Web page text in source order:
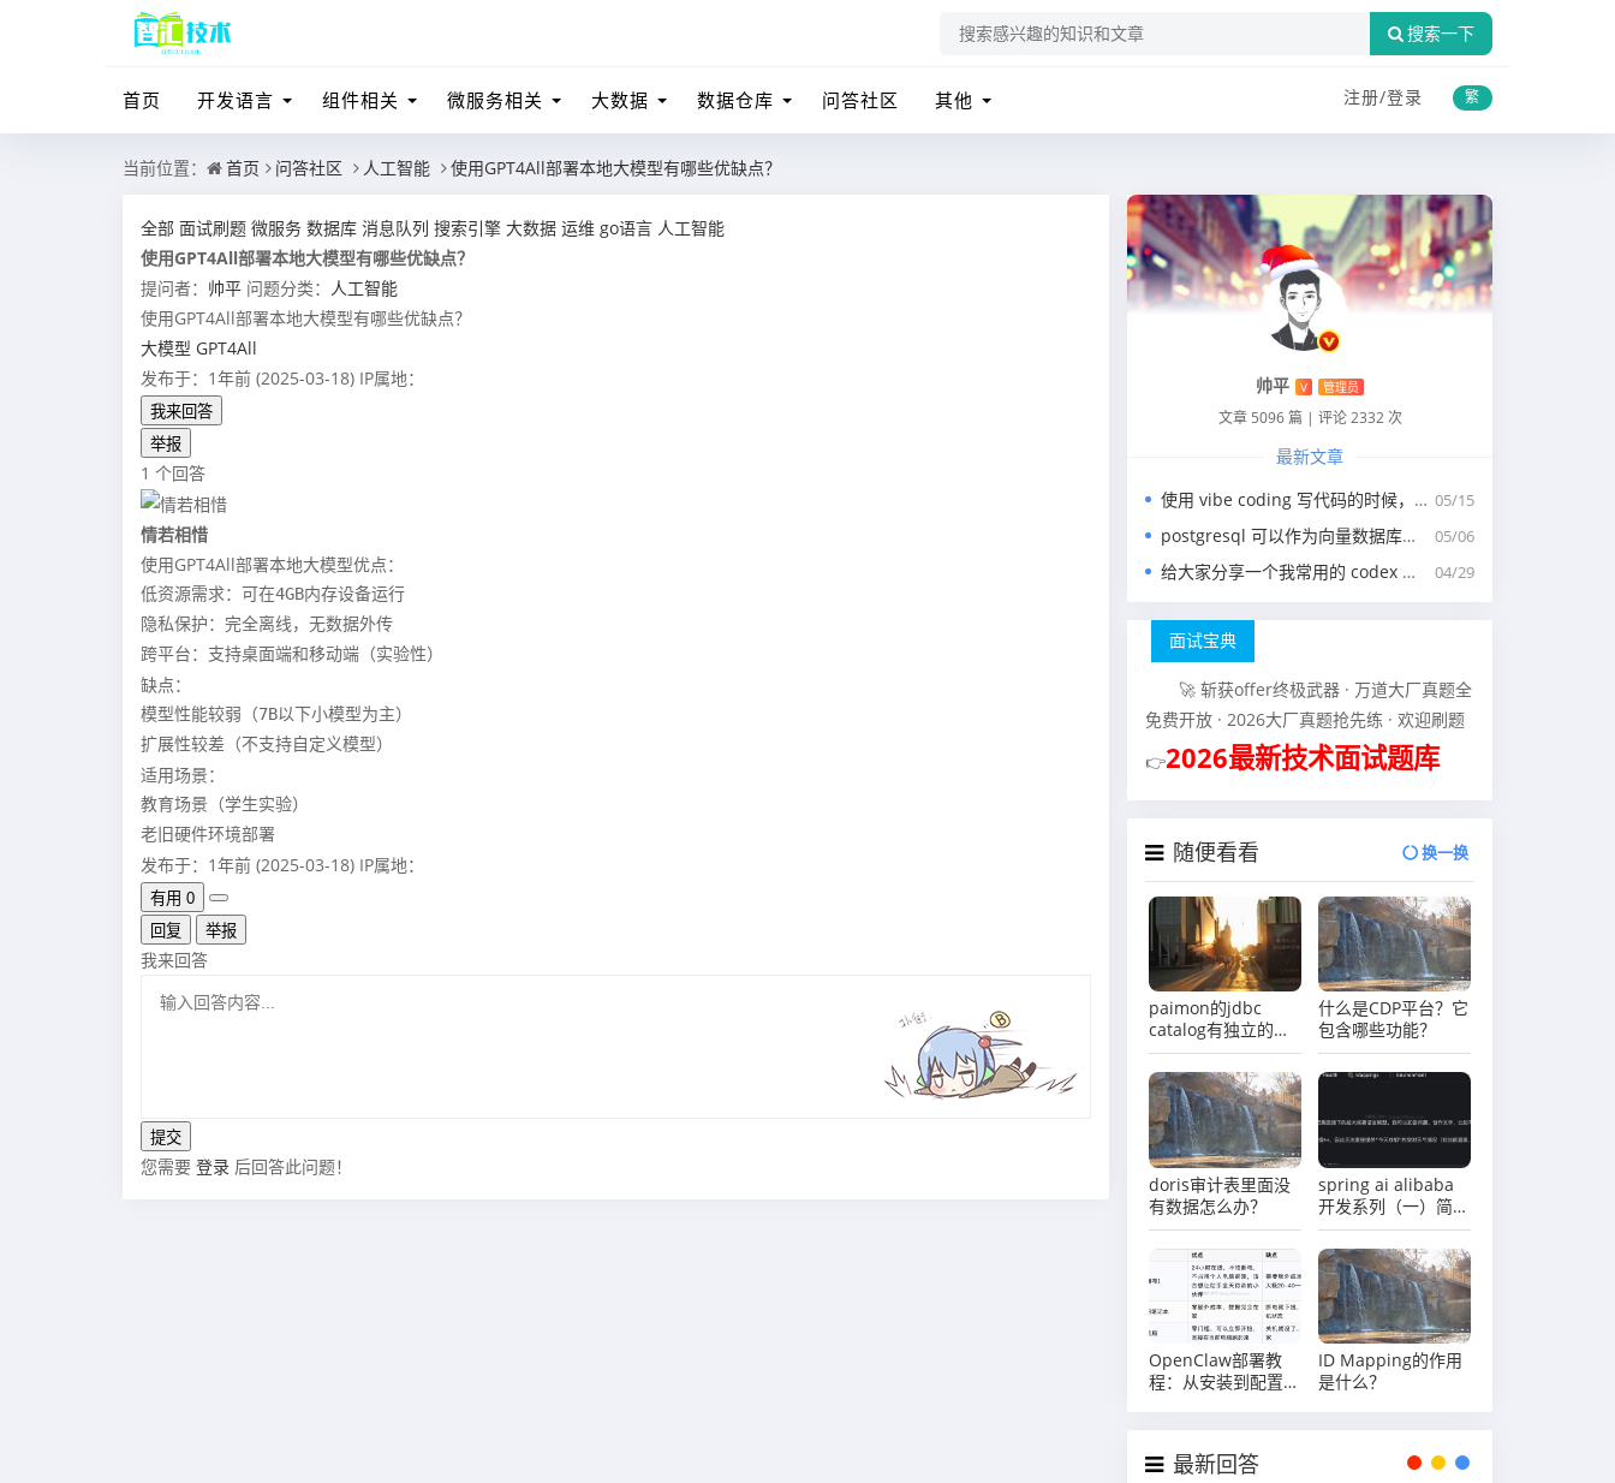
搜索一下
首页 开发语言 组件相关 微服务相关 大数据 数据仓库 问答社区 其他 注册/登录 繁
当前位置： 首页 问答社区 人工智能 使用GPT4All部署本地大模型有哪些优缺点？
全部 面试刷题 微服务 数据库 消息队列 搜索引擎 大数据 运维 go语言 人工智能
使用GPT4All部署本地大模型有哪些优缺点？
提问者： 帅平 问题分类： 人工智能
使用GPT4All部署本地大模型有哪些优缺点？
大模型 GPT4All
发布于：1年前 (2025-03-18) IP属地：
我来回答
举报
1 个回答
情若相惜
使用GPT4All部署本地大模型优点：
低资源需求：可在4GB内存设备运行
隐私保护：完全离线，无数据外传
跨平台：支持桌面端和移动端（实验性）
缺点：
模型性能较弱（7B以下小模型为主）
扩展性较差（不支持自定义模型）
适用场景：
教育场景（学生实验）
老旧硬件环境部署
发布于：1年前 (2025-03-18) IP属地：
有用 0
回复
举报
我来回答
您需要 登录 后回答此问题！
帅平 V 管理员
文章 5096 篇 | 评论 2332 次
最新文章
05/15
使用 vibe coding 写代码的时候，一般我们会涉及到哪些提示词？
05/06
postgresql 可以作为向量数据库，那我们安装哪个版本呢？
04/29
给大家分享一个我常用的 codex 中的 agents.md 文件
面试宝典
🚀 斩获offer终极武器 · 万道大厂真题全
免费开放 · 2026大厂真题抢先练 · 欢迎刷题
👉2026最新技术面试题库
随便看看 换一换
paimon的jdbc
catalog有独立的分
布式锁控制，现在
gravitino是不是没
这个参数
什么是CDP平台？它
包含哪些功能？​​
doris审计表里面没
有数据怎么办？
spring ai alibaba
开发系列（一）简单
开发 chatclient 示
例
OpenClaw部署教
程：从安装到配置完
ID Mapping的作用
是什么？
最新回答